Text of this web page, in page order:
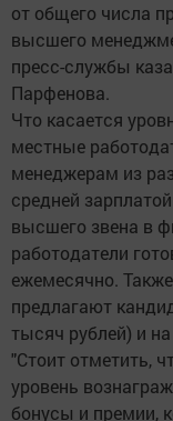
от общего числа
высшего
пресс-службы
Парфенова.
Что касается
местные
менеджерам из
средней
высшего звена в
работодатели
ежемесячно.
предлагают
тысяч рублей) и
"Стоит отметить,
уровень
бонусы и премии,